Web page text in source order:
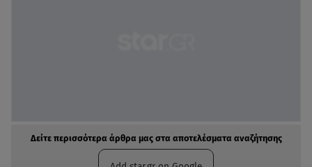
Δείτε περισσότερα άρθρα μας στα αποτελέσματα αναζήτησης